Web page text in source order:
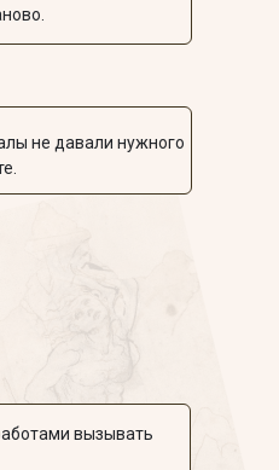
не давали нужного
вызывать